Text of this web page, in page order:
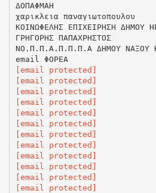
ΔΟΠΑΦΜΑΗ
χαρικλεια παναγιωτοπουλου
ΚΟΙΝΩΦΕΛΗΣ ΕΠΙΧΕΙΡΗΣΗ ΔΗΜΟΥ
ΓΡΗΓΟΡΗΣ ΠΑΠΑΧΡΗΣΤΟΣ
ΝΟ.Π.Π.Α.Π.Π.Π.Α ΔΗΜΟΥ ΝΑΞΟΥ
[email protected]
[email protected]
[email protected]
[email protected]
[email protected]
[email protected]
[email protected]
[email protected]
[email protected]
[email protected]
[email protected]
[email protected]